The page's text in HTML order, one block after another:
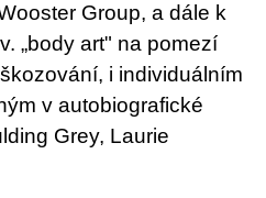
Group, a dále k
„body art" na pomezí
i individuálním
v autobiografické
Grey, Laurie